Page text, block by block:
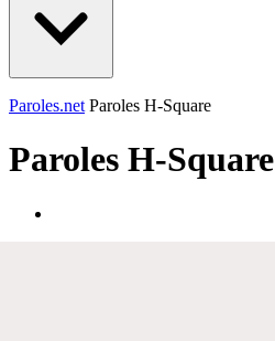
Paroles.net Paroles H-Square
Paroles H-Square